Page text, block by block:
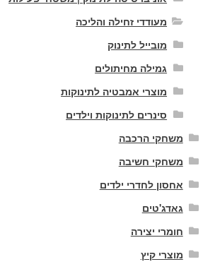
מעודדי זחילה והליכה
מובייל לתינוק
גמילה מחיתולים
מוצרי אמבטיה לתינוקות
סינרים לתינוקות וילדים
משחקי הרכבה
משחקי חשיבה
אחסון לחדרי ילדים
גאדג'טים
חומרי יצירה
מוצרי קיץ